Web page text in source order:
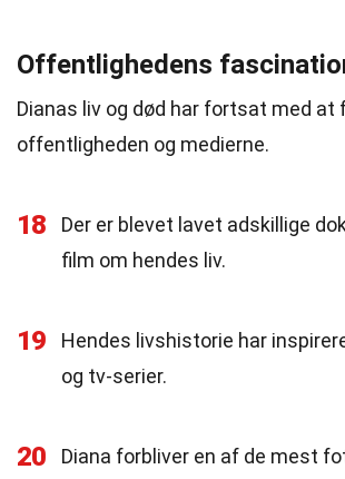
Offentlighedens
Dianas liv og død har fortsat med at
offentligheden og medierne.
18
Der er blevet lavet adskillige
film om hendes liv.
19
Hendes livshistorie har
og tv-serier.
20
Diana forbliver en af de mest